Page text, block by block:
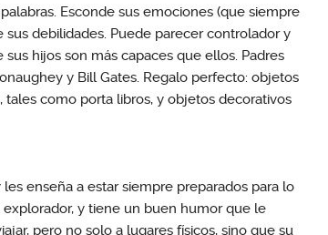
Esconde sus emociones (que siempre
debilidades. Puede parecer controlador y
hijos son más capaces que ellos. Padres
y Bill Gates. Regalo perfecto: objetos
como porta libros, y objetos decorativos
enseña a estar siempre preparados para lo
y tiene un buen humor que le
pero no solo a lugares físicos, sino que su